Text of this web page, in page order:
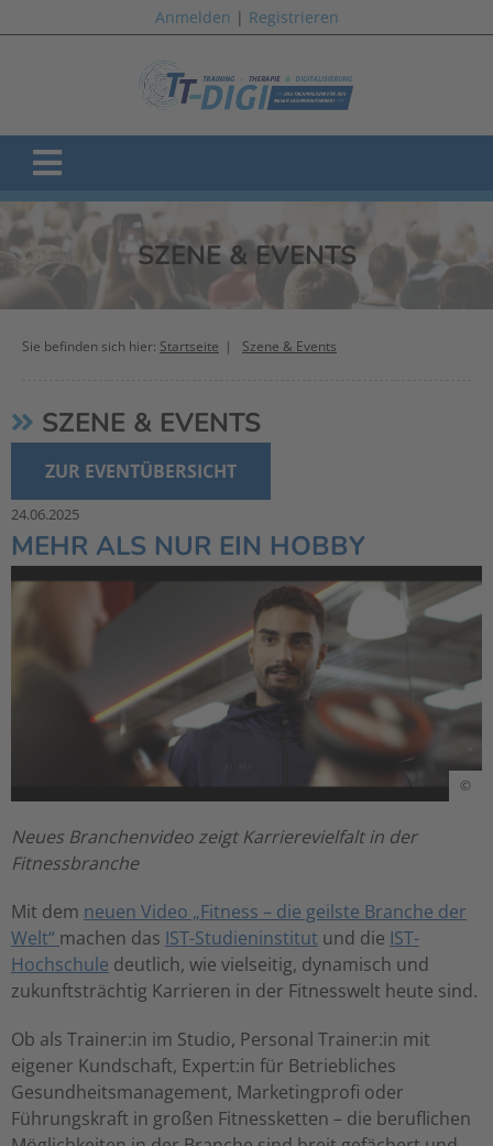
Anmelden | Registrieren
SZENE & EVENTS
Sie befinden sich hier: Startseite Szene & Events
SZENE & EVENTS
ZUR EVENTÜBERSICHT
24.06.2025
MEHR ALS NUR EIN HOBBY
©
Neues Branchenvideo zeigt Karrierevielfalt in der
Fitnessbranche
Mit dem neuen Video „Fitness – die geilste Branche der
Welt“ machen das IST-Studieninstitut und die IST-
Hochschule deutlich, wie vielseitig, dynamisch und
zukunftsträchtig Karrieren in der Fitnesswelt heute sind.
Ob als Trainer:in im Studio, Personal Trainer:in mit
eigener Kundschaft, Expert:in für Betriebliches
Gesundheitsmanagement, Marketingprofi oder
Führungskraft in großen Fitnessketten – die beruflichen